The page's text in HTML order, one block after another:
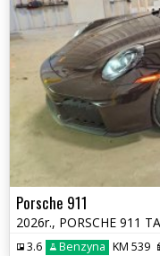
Porsche 911
3.6 Benzyna KM 539